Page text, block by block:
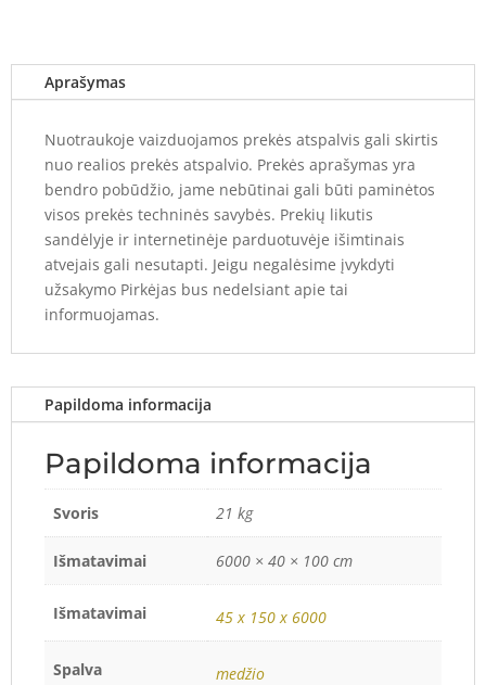
Aprašymas
Nuotraukoje vaizduojamos prekės atspalvis gali skirtis
nuo realios prekės atspalvio. Prekės aprašymas yra
bendro pobūdžio, jame nebūtinai gali būti paminėtos
visos prekės techninės savybės. Prekių likutis
sandėlyje ir internetinėje parduotuvėje išimtinais
atvejais gali nesutapti. Jeigu negalėsime įvykdyti
užsakymo Pirkėjas bus nedelsiant apie tai
informuojamas.
Papildoma informacija
Papildoma informacija
Svoris 21 kg
Išmatavimai 6000 × 40 × 100 cm
Išmatavimai 45 x 150 x 6000
Spalva medžio